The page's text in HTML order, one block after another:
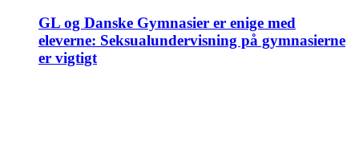
GL og Danske Gymnasier er enige med
eleverne: Seksualundervisning på gymnasierne
er vigtigt